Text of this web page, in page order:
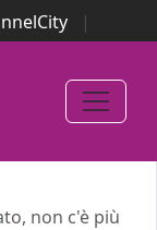
|
Italian Channel
Italian Security
non c'è più